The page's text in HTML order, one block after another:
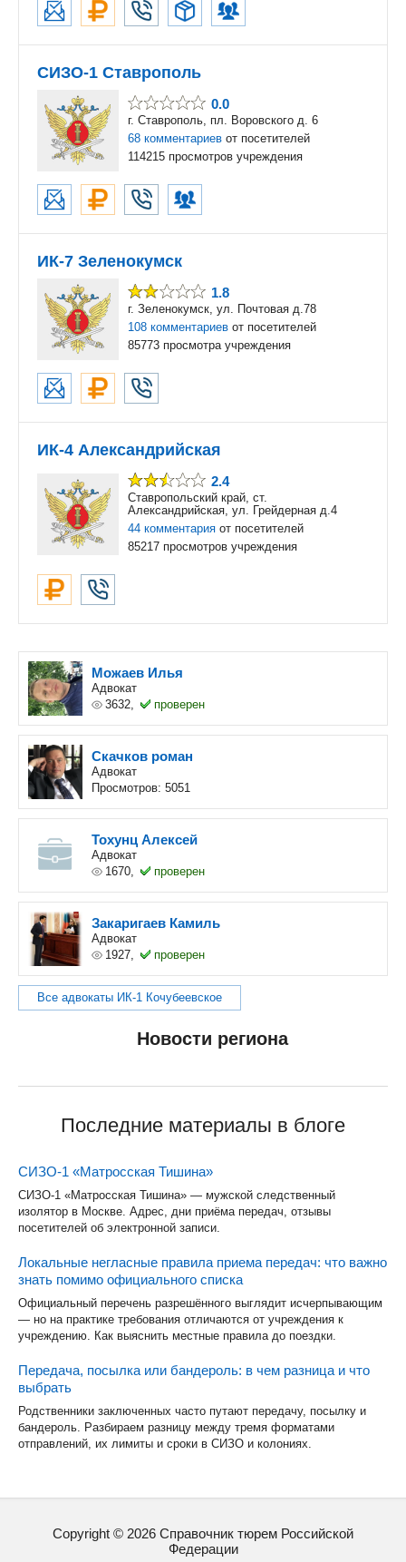
СИЗО-1 Ставрополь
0.0
г. Ставрополь, пл. Воровского д. 6
68 комментариев от посетителей
114215 просмотров учреждения
ИК-7 Зеленокумск
1.8
г. Зеленокумск, ул. Почтовая д.78
108 комментариев от посетителей
85773 просмотра учреждения
ИК-4 Александрийская
2.4
Ставропольский край, ст.
Александрийская, ул. Грейдерная д.4
44 комментария от посетителей
85217 просмотров учреждения
Можаев Илья
Адвокат
3632,
проверен
Скачков роман
Адвокат
Просмотров: 5051
Тохунц Алексей
Адвокат
1670,
проверен
Закаригаев Камиль
Адвокат
1927,
проверен
Все адвокаты ИК-1 Кочубеевское
Новости региона
Последние материалы в блоге
СИЗО-1 «Матросская Тишина»
СИЗО-1 «Матросская Тишина» — мужской следственный
изолятор в Москве. Адрес, дни приёма передач, отзывы
посетителей об электронной записи.
Локальные негласные правила приема передач: что важно
знать помимо официального списка
Официальный перечень разрешённого выглядит исчерпывающим
— но на практике требования отличаются от учреждения к
учреждению. Как выяснить местные правила до поездки.
Передача, посылка или бандероль: в чем разница и что
выбрать
Родственники заключенных часто путают передачу, посылку и
бандероль. Разбираем разницу между тремя форматами
отправлений, их лимиты и сроки в СИЗО и колониях.
Copyright © 2026 Справочник тюрем Российской
Федерации